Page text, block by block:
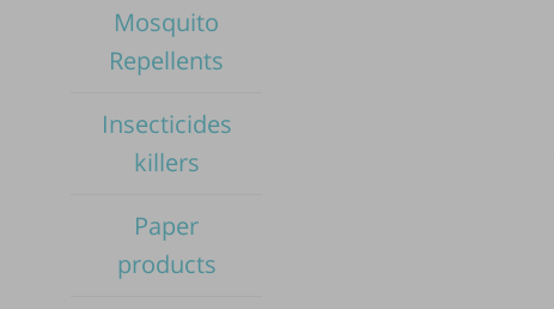
Mosquito
Repellents
Insecticides
killers
Paper
products